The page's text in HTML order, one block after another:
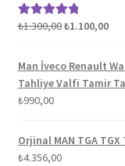
5 üzerinden
₺1.300,00Orijinal
₺1.300,00.
₺1.100,00Şu
Man İveco Renault
Tahliye Valfi Tamir
₺990,00
Orjinal MAN TGA
₺4.356,00